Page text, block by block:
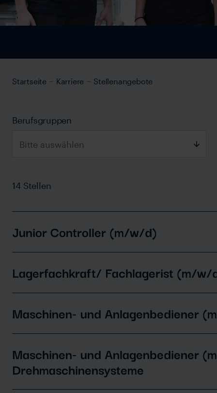
Startseite Karriere Stellenangebote
Berufsgruppen
Bitte auswählen
Allgemein
14 Stellen
Junior Controller (m/w/d)
Lagerfachkraft/ Fachlagerist (m/w/
Maschinen- und Anlagenbediener
Maschinen- und Anlagenbediener
Drehmaschinensysteme